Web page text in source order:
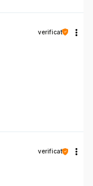
verificat
verificat